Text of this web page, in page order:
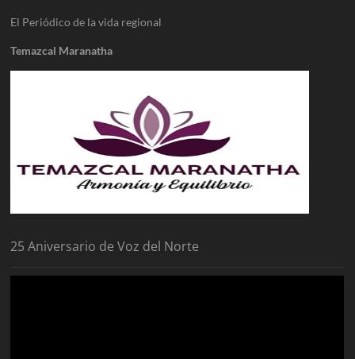
El Periódico de la vida regional
Temazcal Maranatha
25 Aniversario de Voz del Norte